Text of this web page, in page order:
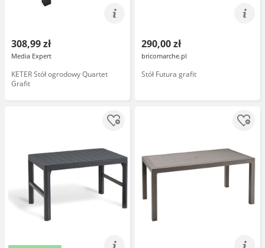
308,99 zł
Media Expert
KETER Stół ogrodowy Quartet
Grafit
290,00 zł
bricomarche.pl
Stół Futura grafit